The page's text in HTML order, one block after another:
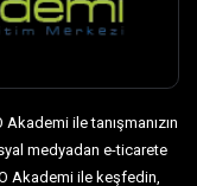
ile tanışmanızın
medyadan e-ticarete
Akademi ile keşfedin,